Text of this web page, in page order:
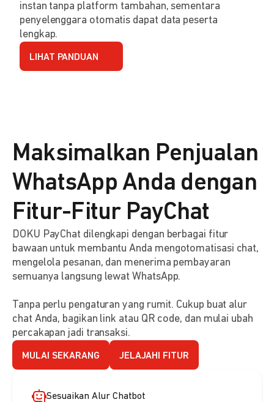
instan tanpa platform tambahan, sementara
penyelenggara otomatis dapat data peserta
lengkap.
LIHAT PANDUAN
Maksimalkan Penjualan
WhatsApp Anda dengan
Fitur-Fitur PayChat
DOKU PayChat dilengkapi dengan berbagai fitur
bawaan untuk membantu Anda mengotomatisasi chat,
mengelola pesanan, dan menerima pembayaran
semuanya langsung lewat WhatsApp.
Tanpa perlu pengaturan yang rumit. Cukup buat alur
chat Anda, bagikan link atau QR code, dan mulai ubah
percakapan jadi transaksi.
MULAI SEKARANG JELAJAHI FITUR
Sesuaikan Alur Chatbot